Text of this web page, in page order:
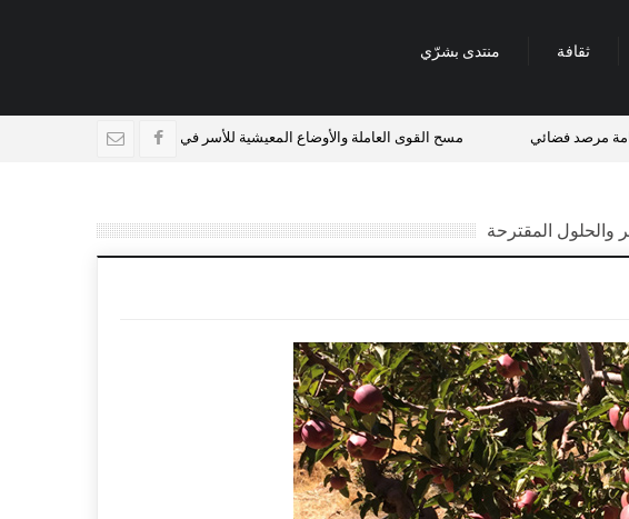
ثقافة منتدى بشرّي
مرصد فضائي مسح القوى العاملة والأوضاع المعيشية للأسر في لبنان
والحلول المقترحة